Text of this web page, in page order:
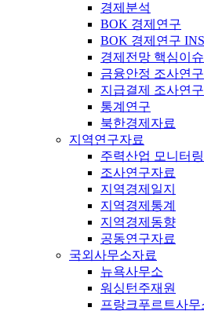
경제분석
BOK 경제연구
BOK 경제연구
경제전망 핵심이
금융안정 조사연구
지급결제 조사연구
통계연구
북한경제자료
지역연구자료
주력산업 모니터
조사연구자료
지역경제일지
지역경제통계
지역경제동향
공동연구자료
국외사무소자료
뉴욕사무소
워싱턴주재원
프랑크푸르트사무